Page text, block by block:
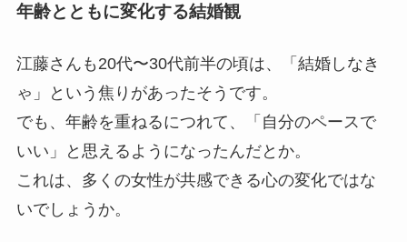
年齢とともに変化する結婚観
江藤さんも20代〜30代前半の頃は、「結婚しなき
ゃ」という焦りがあったそうです。
でも、年齢を重ねるにつれて、「自分のペースで
いい」と思えるようになったんだとか。
これは、多くの女性が共感できる心の変化ではな
いでしょうか。